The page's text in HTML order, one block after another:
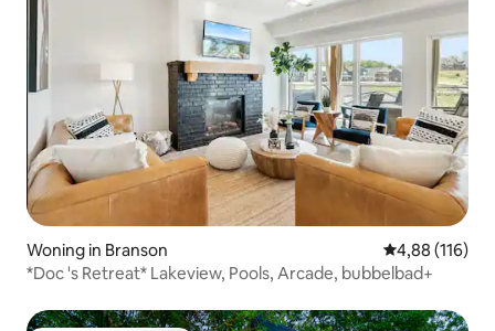
Woning in Branson Gemiddelde
4,88 (116)
*Doc 's Retreat* Lakeview, Pools, Arcade, bubbelbad+